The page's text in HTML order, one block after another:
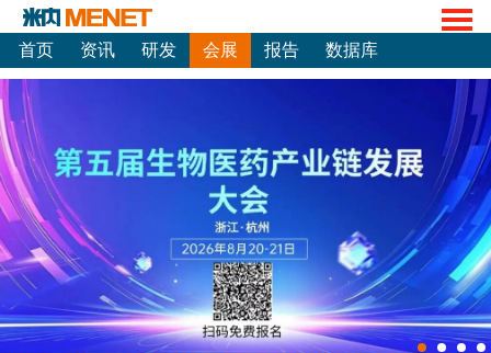
首页 资讯 研发 会展 报告 数据库